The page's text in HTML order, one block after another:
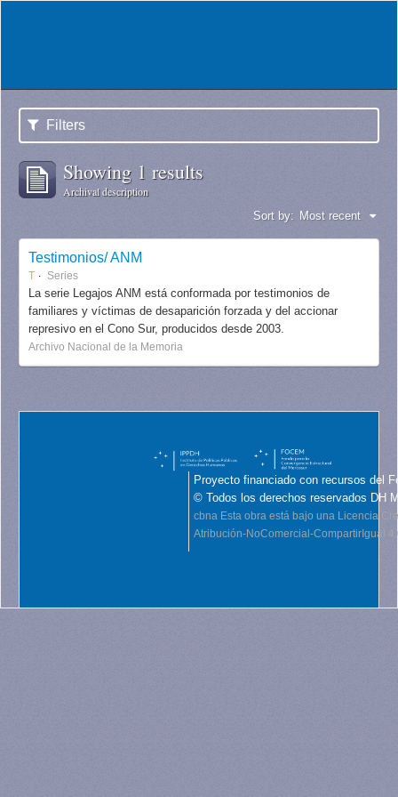
Filters
Showing 1 results
Archival description
Sort by: Most recent
Testimonios/ ANM
T Series
La serie Legajos ANM está conformada por testimonios de
familiares y víctimas de desaparición forzada y del accionar
represivo en el Cono Sur, producidos desde 2003.
Archivo Nacional de la Memoria
Proyecto financiado con recursos del
© Todos los derechos reservados DH
cbna Esta obra está bajo una Licencia
Atribución-NoComercial-CompartirIgual